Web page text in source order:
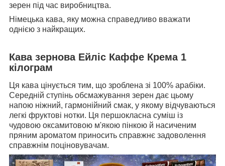
зерен під час виробництва.
Німецька кава, яку можна справедливо вважати
однією з найкращих.
Кава зернова Ейліс Каффе Крема 1
кілограм
Ця кава цінується тим, що зроблена зі 100% арабіки.
Середній ступінь обсмажування зерен дає цьому
напою ніжний, гармонійний смак, у якому відчуваються
легкі фруктові нотки. Ця першокласна суміш із
чудовою оксамитовою м'якою пінкою й насиченим
пряним ароматом приносить справжнє задоволення
справжнім поціновувачам.